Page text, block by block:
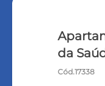
da
Cód.17338